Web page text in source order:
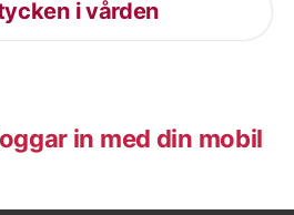
i vården
in med din mobil